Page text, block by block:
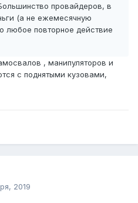
провайдеров, в
(а не ежемесячную
любое повторное действие
, манипуляторов и
с поднятыми кузовами,
2019